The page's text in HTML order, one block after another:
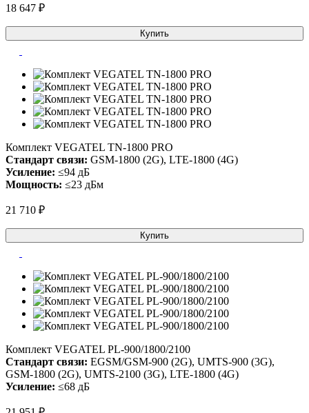
18 647 ₽
Купить
Комплект VEGATEL TN-1800 PRO
Стандарт связи: GSM-1800 (2G), LTE-1800 (4G)
Усиление: ≤94 дБ
Мощность: ≤23 дБм
21 710 ₽
Купить
Комплект VEGATEL PL-900/1800/2100
Стандарт связи: EGSM/GSM-900 (2G), UMTS-900 (3G),
GSM-1800 (2G), UMTS-2100 (3G), LTE-1800 (4G)
Усиление: ≤68 дБ